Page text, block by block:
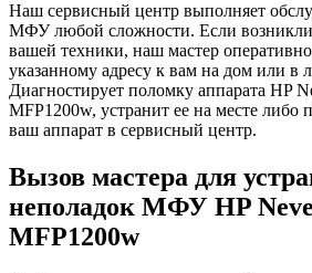
Наш сервисный центр выполняет
МФУ любой сложности. Если
вашей техники, наш мастер
указанному адресу к вам на дом или
Диагностирует поломку аппарата HP
MFP1200w, устранит ее на месте либо
ваш аппарат в сервисный центр.
Вызов мастера для
неполадок МФУ HP
MFP1200w